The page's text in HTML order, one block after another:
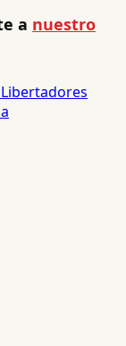
a nuestro